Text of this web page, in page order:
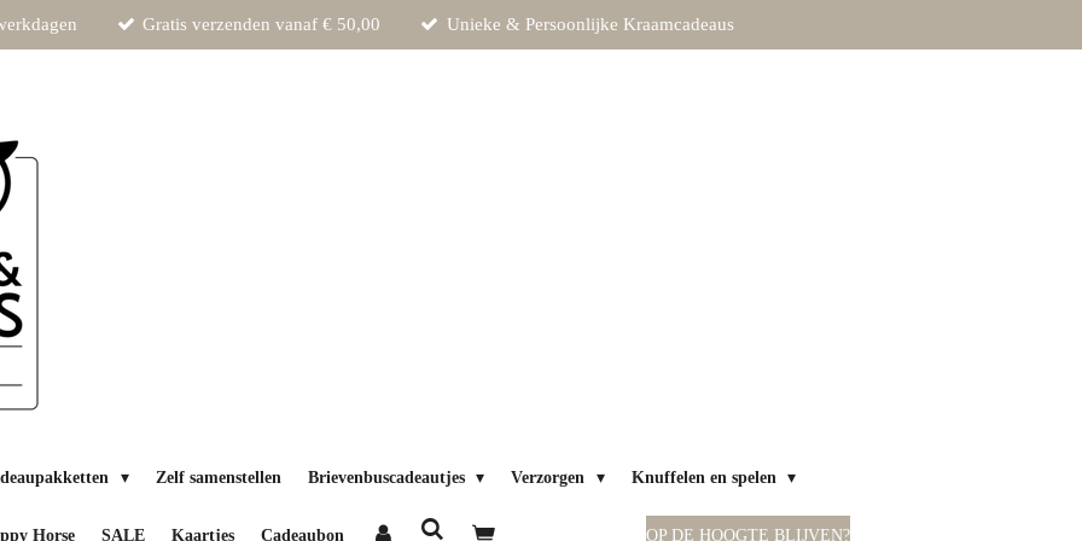
Gratis verzenden vanaf € 50,00 Unieke & Persoonlijke Kraamcadeaus
Zelf samenstellen Brievenbuscadeautjes Verzorgen Knuffelen en spelen
Horse SALE Kaartjes Cadeaubon OP DE HOOGTE BLIJVEN?